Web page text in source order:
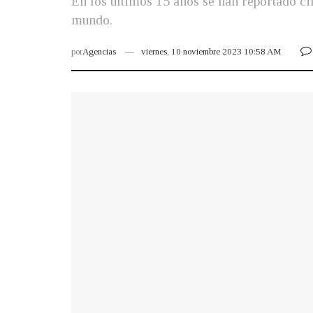
mundo.
porAgencias viernes, 10 noviembre 2023 10:58 AM